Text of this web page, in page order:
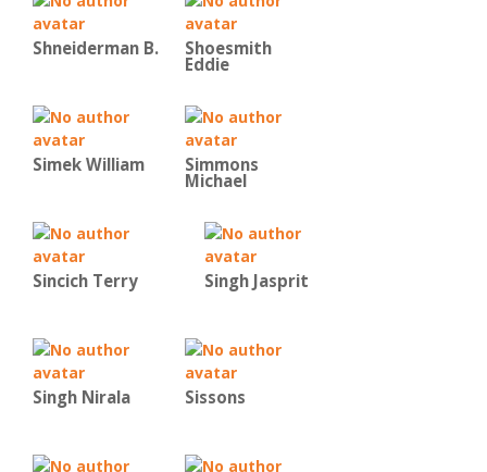
Shneiderman B. Shoesmith
Eddie
Simek William Simmons
Michael
Sincich Terry Singh Jasprit
Singh Nirala Sissons